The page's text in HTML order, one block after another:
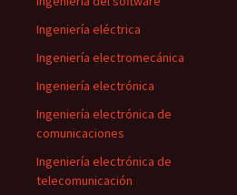
Ingeniería eléctrica
Ingeniería electromecánica
Ingeniería electrónica
Ingeniería electrónica de
comunicaciones
Ingeniería electrónica de
telecomunicación